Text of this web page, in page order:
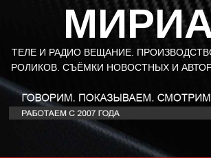
ТЕЛЕ И РАДИО ВЕЩАНИЕ.
РОЛИКОВ. СЪЁМКИ НОВОСТНЫХ И